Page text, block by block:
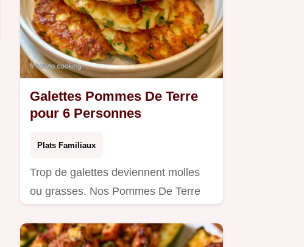
Galettes Pommes De Terre
pour 6 Personnes
Plats Familiaux
Trop de galettes deviennent molles
ou grasses. Nos Pommes De Terre